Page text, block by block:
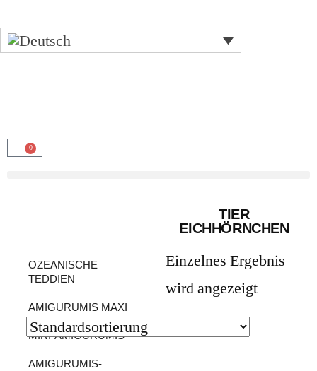
0
OZEANISCHE
TEDDIEN
AMIGURUMIS MAXI
MINI-AMIGURUMIS
AMIGURUMIS-
TIER
EICHHÖRNCHEN
Einzelnes Ergebnis
wird angezeigt